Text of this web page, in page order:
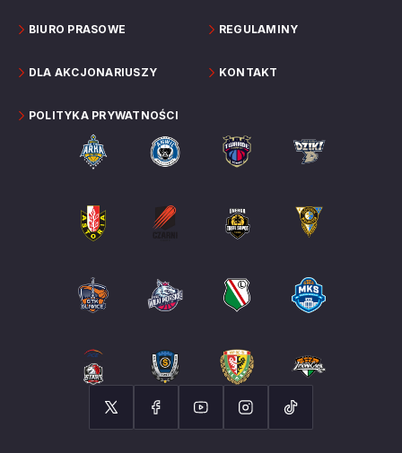
BIURO PRASOWE REGULAMINY
DLA AKCJONARIUSZY KONTAKT
POLITYKA PRYWATNOŚCI